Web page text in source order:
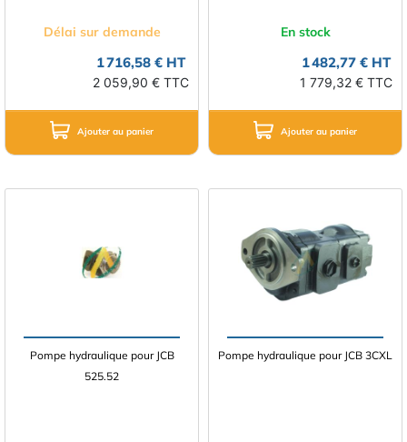
Délai sur demande
1 716,58 € HT
2 059,90 € TTC
Ajouter au panier
En stock
1 482,77 € HT
1 779,32 € TTC
Ajouter au panier
Pompe hydraulique pour JCB
525.52
Pompe hydraulique pour JCB 3CXL